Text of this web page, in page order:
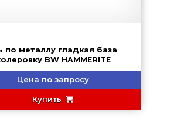
по металлу гладкая база
BW HAMMERITE
Цена по запросу
Купить